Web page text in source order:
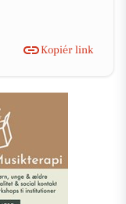
Kopiér link